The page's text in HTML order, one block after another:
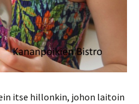
itse hillonkin, johon laitoin